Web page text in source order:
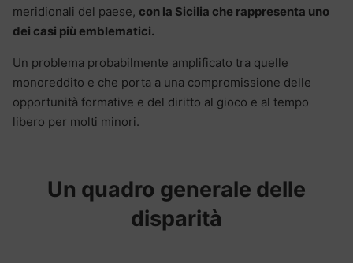
meridionali del paese, con la Sicilia che rappresenta uno
dei casi più emblematici.
Un problema probabilmente amplificato tra quelle
monoreddito e che porta a una compromissione delle
opportunità formative e del diritto al gioco e al tempo
libero per molti minori.
Un quadro generale delle
disparità